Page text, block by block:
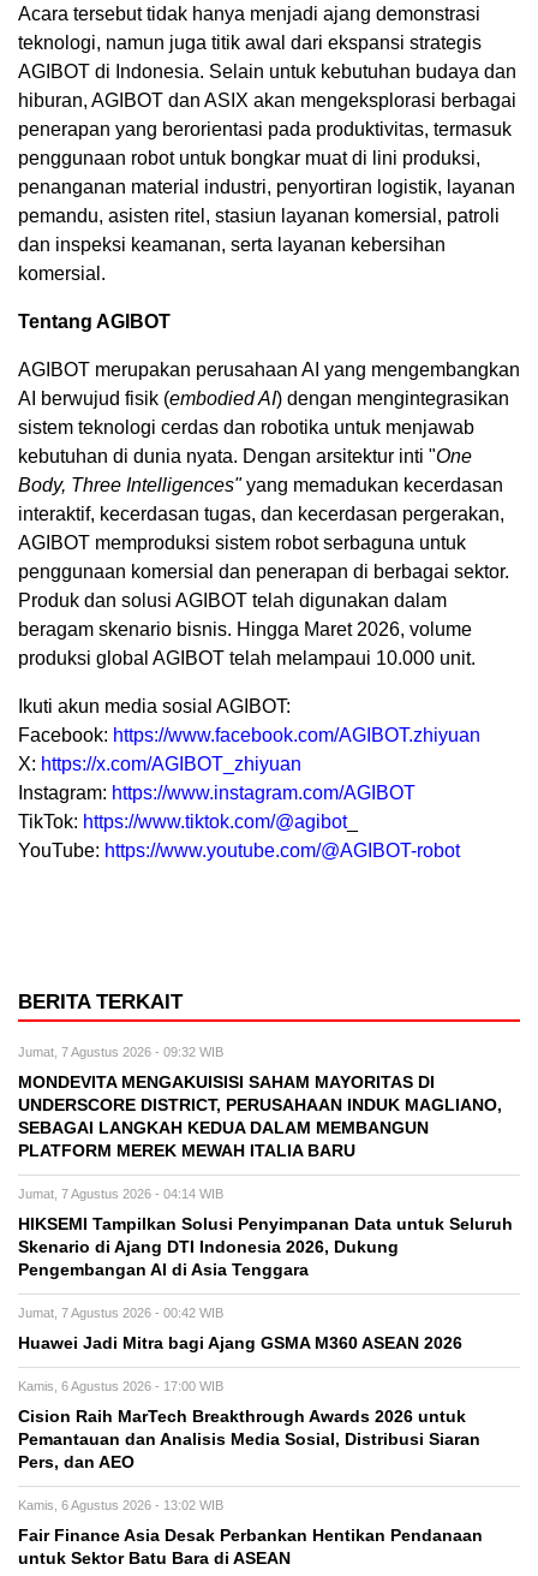
Acara tersebut tidak hanya menjadi ajang demonstrasi
teknologi, namun juga titik awal dari ekspansi strategis
AGIBOT di Indonesia. Selain untuk kebutuhan budaya dan
hiburan, AGIBOT dan ASIX akan mengeksplorasi berbagai
penerapan yang berorientasi pada produktivitas, termasuk
penggunaan robot untuk bongkar muat di lini produksi,
penanganan material industri, penyortiran logistik, layanan
pemandu, asisten ritel, stasiun layanan komersial, patroli
dan inspeksi keamanan, serta layanan kebersihan
komersial.
Tentang AGIBOT
AGIBOT merupakan perusahaan AI yang mengembangkan
AI berwujud fisik (embodied AI) dengan mengintegrasikan
sistem teknologi cerdas dan robotika untuk menjawab
kebutuhan di dunia nyata. Dengan arsitektur inti "One
Body, Three Intelligences"yang memadukan kecerdasan
interaktif, kecerdasan tugas, dan kecerdasan pergerakan,
AGIBOT memproduksi sistem robot serbaguna untuk
penggunaan komersial dan penerapan di berbagai sektor.
Produk dan solusi AGIBOT telah digunakan dalam
beragam skenario bisnis. Hingga Maret 2026, volume
produksi global AGIBOT telah melampaui 10.000 unit.
Ikuti akun media sosial AGIBOT:
Facebook: https://www.facebook.com/AGIBOT.zhiyuan
X: https://x.com/AGIBOT_zhiyuan
Instagram: https://www.instagram.com/AGIBOT
TikTok: https://www.tiktok.com/@agibot_
YouTube: https://www.youtube.com/@AGIBOT-robot
BERITA TERKAIT
Jumat, 7 Agustus 2026 - 09:32 WIB
MONDEVITA MENGAKUISISI SAHAM MAYORITAS DI
UNDERSCORE DISTRICT, PERUSAHAAN INDUK MAGLIANO,
SEBAGAI LANGKAH KEDUA DALAM MEMBANGUN
PLATFORM MEREK MEWAH ITALIA BARU
Jumat, 7 Agustus 2026 - 04:14 WIB
HIKSEMI Tampilkan Solusi Penyimpanan Data untuk Seluruh
Skenario di Ajang DTI Indonesia 2026, Dukung
Pengembangan AI di Asia Tenggara
Jumat, 7 Agustus 2026 - 00:42 WIB
Huawei Jadi Mitra bagi Ajang GSMA M360 ASEAN 2026
Kamis, 6 Agustus 2026 - 17:00 WIB
Cision Raih MarTech Breakthrough Awards 2026 untuk
Pemantauan dan Analisis Media Sosial, Distribusi Siaran
Pers, dan AEO
Kamis, 6 Agustus 2026 - 13:02 WIB
Fair Finance Asia Desak Perbankan Hentikan Pendanaan
untuk Sektor Batu Bara di ASEAN